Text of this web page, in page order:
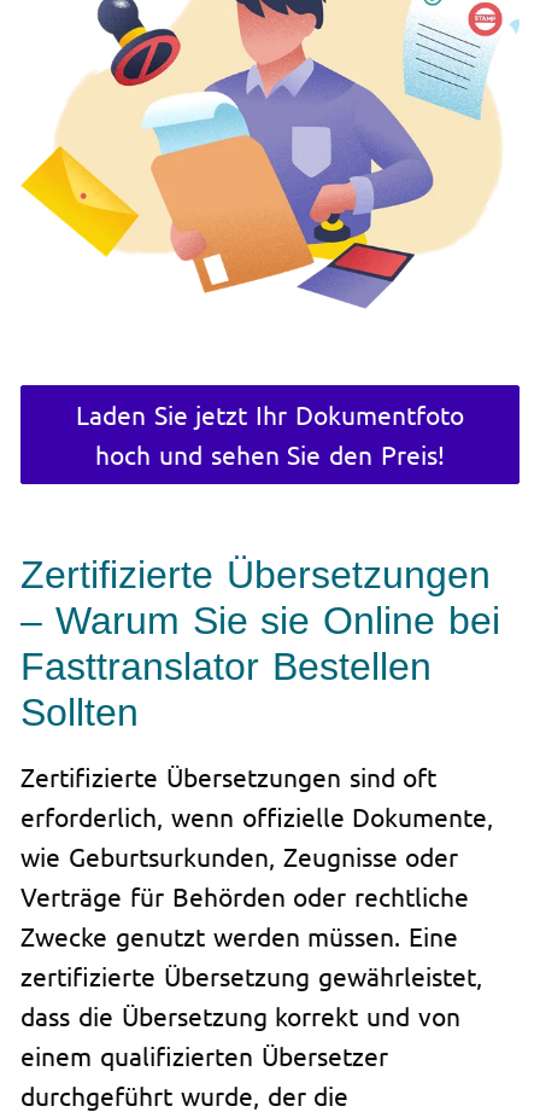
Laden Sie jetzt Ihr Dokumentfoto
hoch und sehen Sie den Preis!
Zertifizierte Übersetzungen
– Warum Sie sie Online bei
Fasttranslator Bestellen
Sollten
Zertifizierte Übersetzungen sind oft
erforderlich, wenn offizielle Dokumente,
wie Geburtsurkunden, Zeugnisse oder
Verträge für Behörden oder rechtliche
Zwecke genutzt werden müssen. Eine
zertifizierte Übersetzung gewährleistet,
dass die Übersetzung korrekt und von
einem qualifizierten Übersetzer
durchgeführt wurde, der die